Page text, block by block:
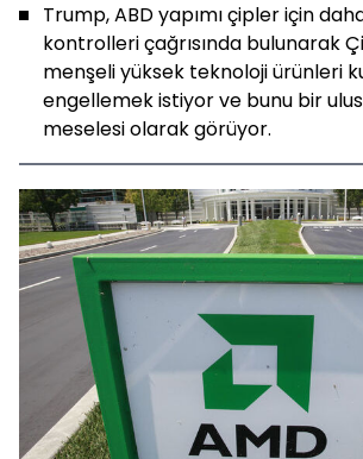
Trump, ABD yapımı çipler için
kontrolleri çağrısında bulunarak
menşeli yüksek teknoloji ürünleri
engellemek istiyor ve bunu bir
meselesi olarak görüyor.